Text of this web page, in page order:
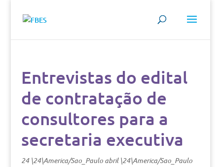
Entrevistas do edital
de contratação de
consultores para a
secretaria executiva
24 \24\America/Sao_Paulo abril \24\America/Sao_Paulo